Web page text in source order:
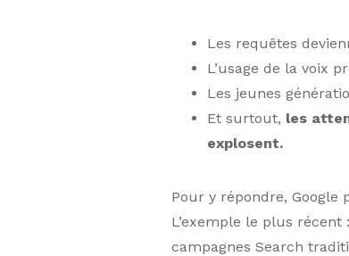
Les requêtes
L’usage de la voix
Les jeunes
Et surtout, les
explosent.
Pour y répondre, Google
L’exemple le plus récent :
campagnes Search